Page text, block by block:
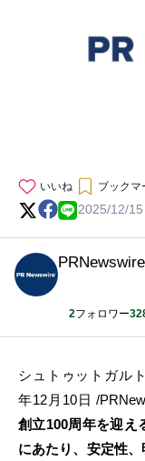
いいね ブックマ
2025/12/15
PRNewswire
2フォロワー
シュトゥットガル
年12月10日 /
創立100周年を迎え
にあたり、安定性